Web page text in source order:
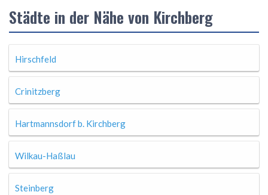
Städte in der Nähe von Kirchberg
Hirschfeld
Crinitzberg
Hartmannsdorf b. Kirchberg
Wilkau-Haßlau
Steinberg